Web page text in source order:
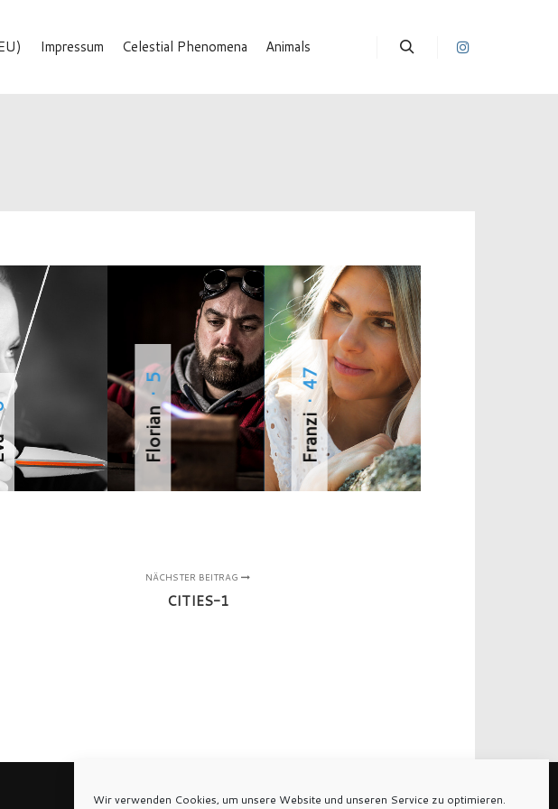
Wir verwenden Cookies, um unsere Website und unseren Service zu optimieren.
Impressum Celestial Phenomena Animals
Florian
· 5
Franzi
· 47
NÄCHSTER BEITRAG
CITIES-1